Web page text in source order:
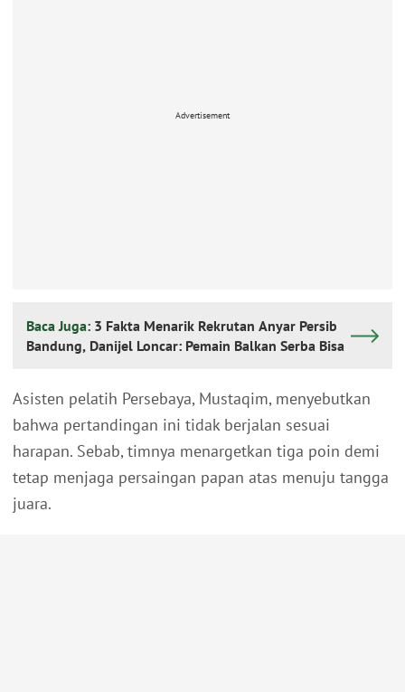
Advertisement
Baca Juga: 3 Fakta Menarik Rekrutan Anyar Persib
Bandung, Danijel Loncar: Pemain Balkan Serba Bisa
Asisten pelatih Persebaya, Mustaqim, menyebutkan
bahwa pertandingan ini tidak berjalan sesuai
harapan. Sebab, timnya menargetkan tiga poin demi
tetap menjaga persaingan papan atas menuju tangga
juara.